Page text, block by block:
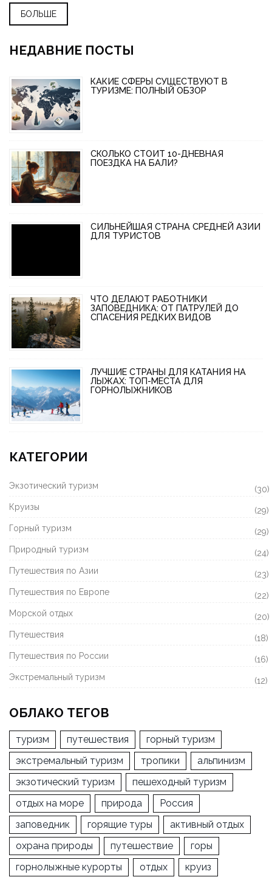
катание на лыжах, но и множество других зимних
развлечений, что делает его идеальным местом для
Уистлер столь популярным и почему его стоит
БОЛЬШЕ
НЕДАВНИЕ ПОСТЫ
КАКИЕ СФЕРЫ СУЩЕСТВУЮТ В
ТУРИЗМЕ: ПОЛНЫЙ ОБЗОР
СКОЛЬКО СТОИТ 10-ДНЕВНАЯ
ПОЕЗДКА НА БАЛИ?
СИЛЬНЕЙШАЯ СТРАНА СРЕДНЕЙ АЗИИ
ДЛЯ ТУРИСТОВ
ЧТО ДЕЛАЮТ РАБОТНИКИ
ЗАПОВЕДНИКА: ОТ ПАТРУЛЕЙ ДО
СПАСЕНИЯ РЕДКИХ ВИДОВ
ЛУЧШИЕ СТРАНЫ ДЛЯ КАТАНИЯ НА
ЛЫЖАХ: ТОП-МЕСТА ДЛЯ
ГОРНОЛЫЖНИКОВ
КАТЕГОРИИ
Экзотический туризм
(30)
Круизы
(29)
Горный туризм
(29)
Природный туризм
(24)
Путешествия по Азии
(23)
Путешествия по Европе
(22)
Морской отдых
(20)
Путешествия
(18)
Путешествия по России
(16)
Экстремальный туризм
(12)
ОБЛАКО ТЕГОВ
туризм путешествия
горный туризм
экстремальный туризм
тропики
альпинизм
экзотический туризм
пешеходный туризм
отдых на море
природа
Россия
заповедник
горящие туры
активный отдых
охрана природы
путешествие
горы
горнолыжные курорты
отдых круиз